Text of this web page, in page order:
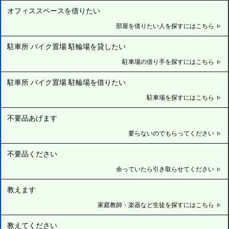
オフィススペースを借りたい
部屋を借りたい人を探すにはこちら
駐車所 バイク置場 駐輪場を貸したい
駐車場の借り手を探すにはこちら
駐車所 バイク置場 駐輪場を借りたい
駐車場を探すにはこちら
不要品あげます
要らないのでもらってください
不要品ください
余っていたら引き取らせてください
教えます
家庭教師・楽器など生徒を探すにはこちら
教えてください